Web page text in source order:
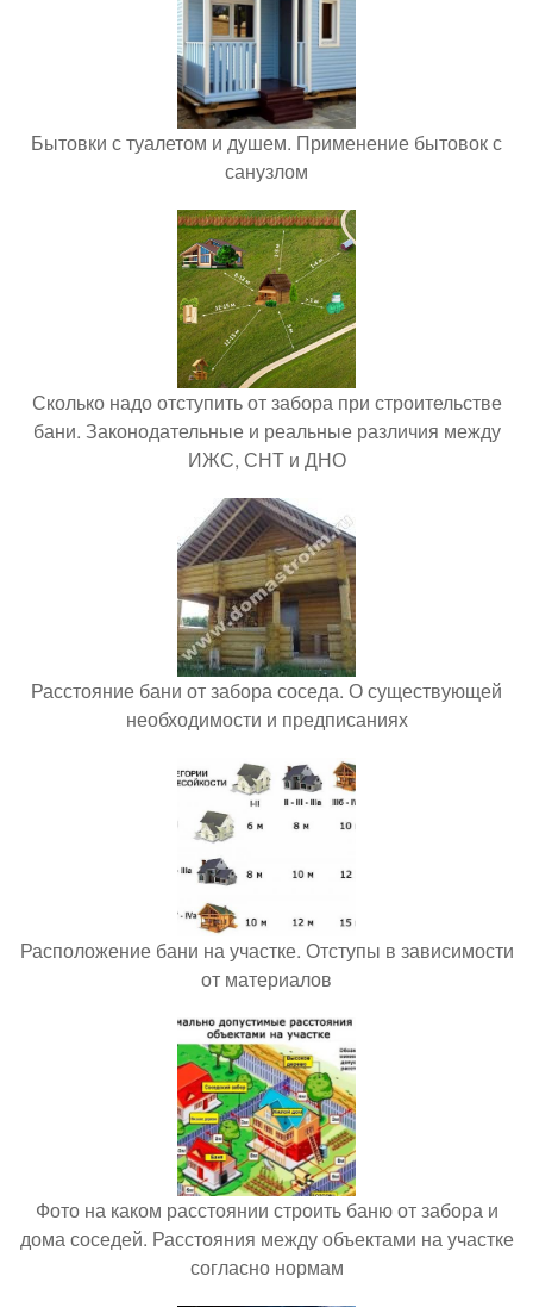
Бытовки с туалетом и душем. Применение бытовок с
санузлом
Сколько надо отступить от забора при строительстве
бани. Законодательные и реальные различия между
ИЖС, СНТ и ДНО
Расстояние бани от забора соседа. О существующей
необходимости и предписаниях
Расположение бани на участке. Отступы в зависимости
от материалов
Фото на каком расстоянии строить баню от забора и
дома соседей. Расстояния между объектами на участке
согласно нормам